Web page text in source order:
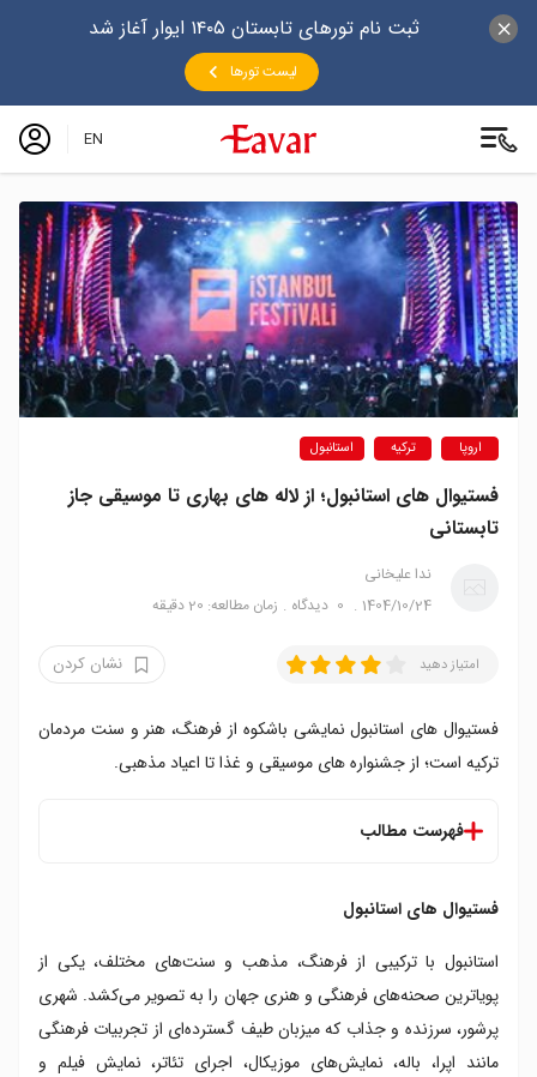
ثبت نام تورهای تابستان ۱۴۰۵ ایوار آغاز شد
لیست تورها
EN
اروپا ترکیه استانبول
فستیوال های استانبول؛ از لاله های بهاری تا موسیقی جاز
تابستانی
ندا علیخانی
1404/10/24
0 دیدگاه زمان مطالعه: 20 دقیقه
امتیاز دهید نشان کردن
فستیوال های استانبول نمایشی باشکوه از فرهنگ، هنر و سنت مردمان
ترکیه است؛ از جشنواره های موسیقی و غذا تا اعیاد مذهبی.
فهرست مطالب
۱. فستیوال لاله استانبول
۳. فستیوال بین المللی موسیقی استانبول
۴. فستیوال بین المللی جاز استانبول
۵. فستیوال استانبول
۶. فستیوال هیدیرلز استانبول
فستیوال های استانبول
استانبول با ترکیبی از فرهنگ، مذهب و سنت‌های مختلف، یکی از
پویاترین صحنه‌های فرهنگی و هنری جهان را به تصویر می‌کشد. شهری
پرشور، سرزنده و جذاب که میزبان طیف گسترده‌ای از تجربیات فرهنگی
مانند اپرا، باله، نمایش‌های موزیکال، اجرای تئاتر، نمایش فیلم و